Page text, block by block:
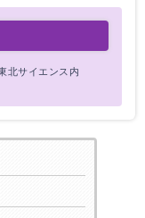
サイエンス内